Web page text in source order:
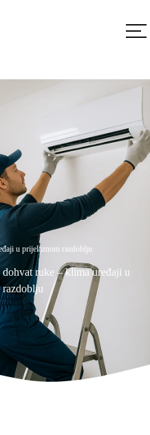
u prijelaznom razdoblju
dohvat ruke – klima uređaji u